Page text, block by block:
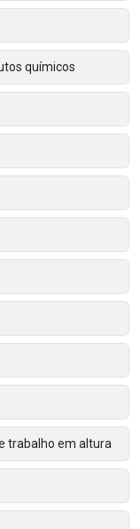
químicos
trabalho em altura